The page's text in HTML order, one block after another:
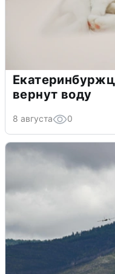
вернут воду
8 августа 0